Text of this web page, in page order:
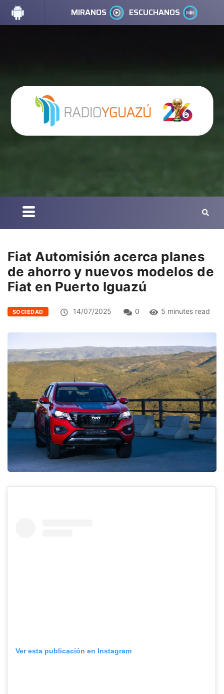
MIRANOS ESCUCHANOS
Fiat Automisión acerca planes
de ahorro y nuevos modelos de
Fiat en Puerto Iguazú
SOCIEDAD 14/07/2025 0 5 minutes read
Ver esta publicación en Instagram